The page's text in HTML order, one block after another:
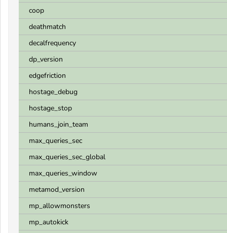
coop
deathmatch
decalfrequency
dp_version
edgefriction
hostage_debug
hostage_stop
humans_join_team
max_queries_sec
max_queries_sec_global
max_queries_window
metamod_version
mp_allowmonsters
mp_autokick